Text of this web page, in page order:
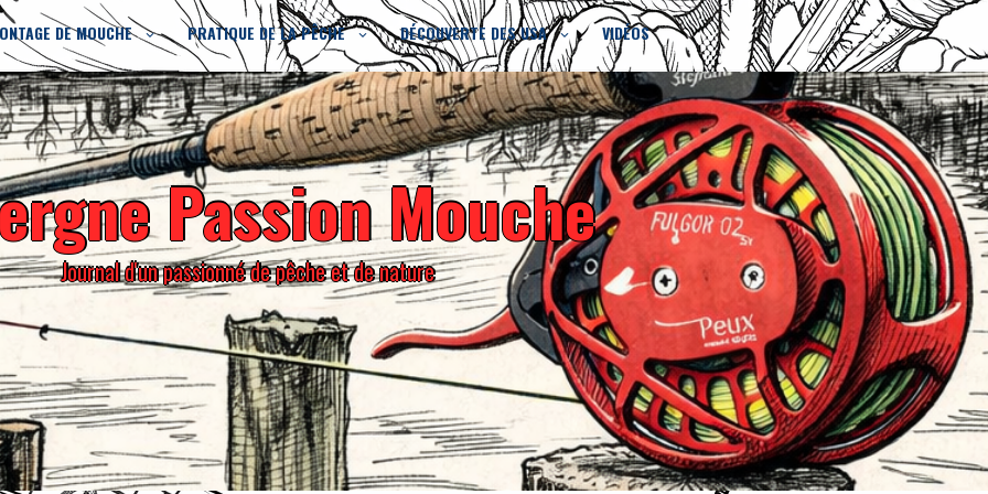
DE MOUCHE PRATIQUE DE LA PÊCHE DÉCOUVERTE DES USA VIDÉOS
Passion Mouche
Journal d'un passionné de pêche et de nature